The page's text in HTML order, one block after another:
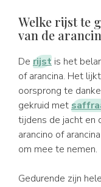
Welke rijst te
van de
De rijst is het
of arancina. Het
oorsprong te
gekruid met
tijdens de jacht en
arancino of
om mee te nemen.
Gedurende zijn